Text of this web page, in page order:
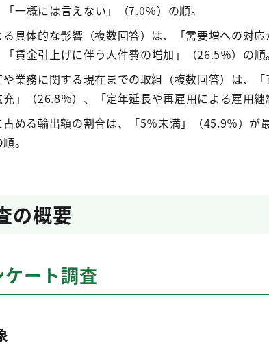
「一概には言えない」（7.0％）の順。
具体的な影響（複数回答）は、「需要増への対
「賃金引上げに伴う人件費の増加」（26.5％）の順。
業務に関する現在までの取組（複数回答）は、
」（26.8％）、「定年延長や再雇用による雇用継
める輸出額の割合は、「5％未満」（45.9％）が
。
概要
ケート調査